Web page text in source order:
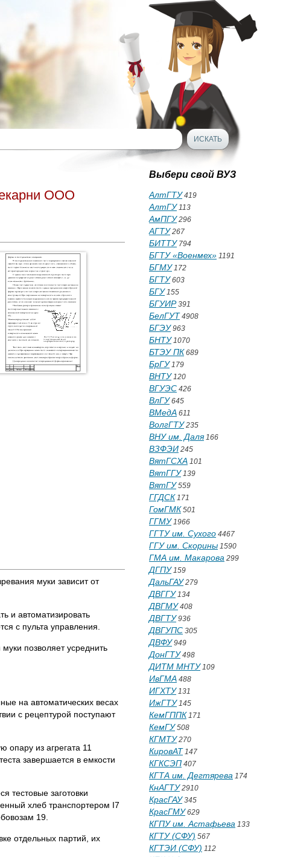
ООО
муки зависит от
и автоматизировать
с пульта управления.
позволяет усреднить
на автоматических весах
с рецептурой поступают
из агрегата 11
завершается в емкости
тестовые заготовки
хлеб транспортером I7
19.
отдельных партий, их
Выбери свой ВУЗ
АлтГТУ419
АлтГУ113
АмПГУ296
АГТУ267
БИТТУ794
БГТУ «Военмех» 1191
БГМУ172
БГТУ603
БГУ155
БГУИР391
БелГУТ 4908
БГЭУ963
БНТУ1070
БТЭУ ПК 689
БрГУ179
ВНТУ120
ВГУЭС 426
ВлГУ645
ВМедА 611
ВолгГТУ235
ВНУ им. Даля166
ВЗФЭИ 245
ВятГСХА 101
ВятГГУ139
ВятГУ559
ГГДСК 171
ГомГМК 501
ГГМУ1966
ГГТУ им. Сухого 4467
ГГУ им. Скорины 1590
ГМА им. Макарова 299
ДГПУ159
ДальГАУ279
ДВГГУ134
ДВГМУ408
ДВГТУ936
ДВГУПС 305
ДВФУ949
ДонГТУ498
ДИТМ МНТУ109
ИвГМА 488
ИГХТУ131
ИжГТУ145
КемГППК 171
КемГУ508
КГМТУ270
КировАТ 147
КГКСЭП 407
КГТА им. Дегтярева 174
КнАГТУ2910
КрасГАУ345
КрасГМУ629
КГПУ им. Астафьева 133
КГТУ (СФУ) 567
КГТЭИ (СФУ) 112